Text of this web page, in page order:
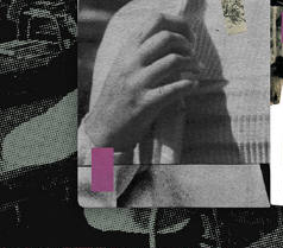
Orice părinte ar fi făcut |